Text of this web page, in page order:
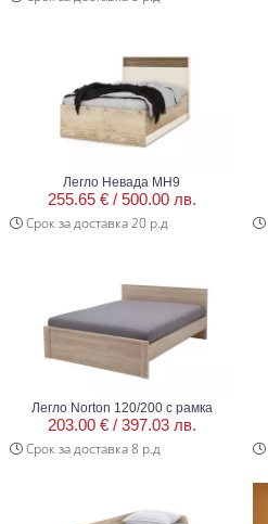
Легло Невада МН9
255.65 € / 500.00 лв.
Срок за доставка 20 р.д
Легло Norton 120/200 с рамка
203.00 € / 397.03 лв.
Срок за доставка 8 р.д